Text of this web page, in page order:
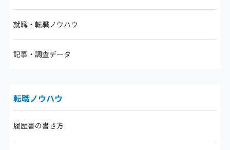
就職・転職ノウハウ
記事・調査データ
転職ノウハウ
履歴書の書き方